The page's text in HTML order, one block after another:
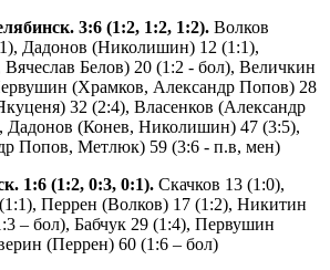
3:6 (1:2, 1:2, 1:2). Волков
Дадонов (Николишин) 12 (1:1),
Белов) 20 (1:2 - бол), Величкин
(Храмков, Александр Попов) 28
32 (2:4), Власенков (Александр
Дадонов (Конев, Николишин) 47 (3:5),
Попов, Метлюк) 59 (3:6 - п.в, мен)
1:6 (1:2, 0:3, 0:1). Скачков 13 (1:0),
Перрен (Волков) 17 (1:2), Никитин
– бол), Бабчук 29 (1:4), Первушин
(Перрен) 60 (1:6 – бол)